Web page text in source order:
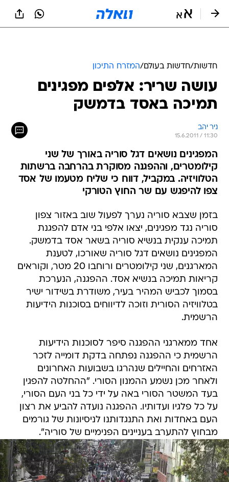
חדשות/חדשות בעולם/המזרח התיכון
עושה שריר: אלפים מפגינים
תמיכה באסד בדמשק
ניר יהב
15.6.2011 / 11:30
המפגינים נושאים דגל סוריה באורך של שני
קילומטרים, וההפגנה מסוקרת בהרחבה ברשתות
הטלוויזיה. במקביל, דווח כי שליח מטעמו של אסד
צפו להיפגש עם שר החוץ הטורקי
בזמן שצבא סוריה נערך לפעול שוב באזור צפון
סוריה נגד מפגינים, יצאו אלפי בני אדם להפגנת
תמיכה ענקית בנשיא סוריה בשאר אסד בדמשק.
המפגינים נושאים דגל סוריה שאורכו, לטענת
המארגנים, שני קילומטרים ורוחבו 20 מטר, וקוראים
קריאות תמיכה בנשיא אסד. ההפגנה, הנערכת
בסמוך לכביש המהיר בעיר, משודרת בשידור ישיר
בטלוויזיה הסורית וזוכה לדיווחים בסוכנות הידיעות
הרשמית.
אחד ממארגני ההפגנה סיפר לסוכנות הידיעות
הרשמית כי ההפגנה נפתחה בדקת דומייה לזכר
האזרחים והחיילים שנהרגו בשבועות האחרונים
ולאחר מכן נשמע ההמנון הסורי. "ההחלטה להפגין
בעד המשטר הסורי באה על ידי כל בני העם הסורי,
על כל פלגיו ועדותיו. ההפגנה נועדה להביע את רצון
העם באחדות ואת התנגדותנו לניסיונות של גורמים
מבחוץ להתערב בעניינים הפנימיים של סוריה".